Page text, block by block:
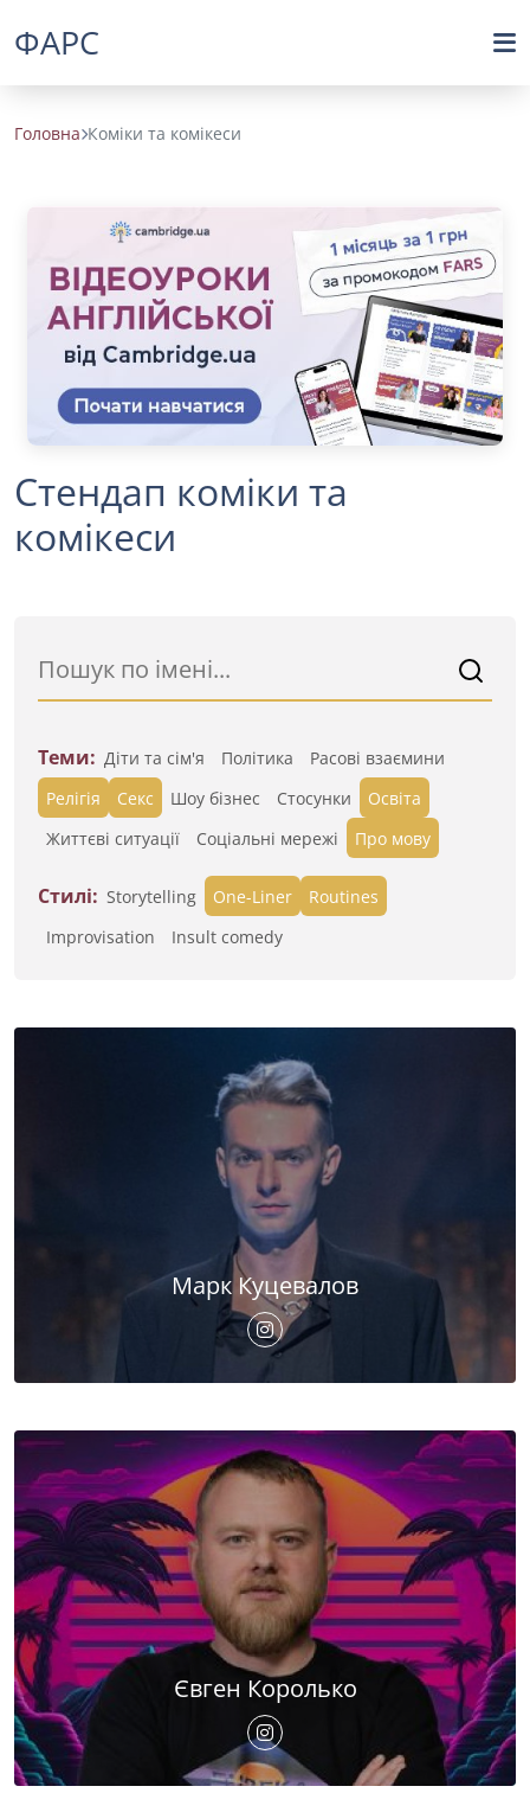
ФАРС
Головна Коміки та комікеси
Стендап коміки та
комікеси
Теми: Діти та сім'я Політика
Расові взаємини
Релігія
Секс Шоу бізнес Стосунки
Освіта
Життєві ситуації
Cоціальні мережі Про мову
Стилі: Storytelling One-Liner
Routines
Improvisation
Insult comedy
Марк Куцевалов
Євген Королько